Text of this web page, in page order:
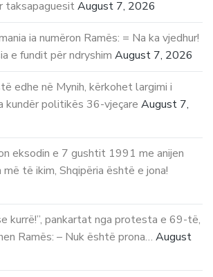
taksapaguesitAugust 7, 2026
ia numëron Ramës: = Na ka vjedhur!
e fundit për ndryshim August 7, 2026
edhe në Mynih, kërkohet largimi i
kundër politikës 36-vjeçare August 7,
eksodin e 7 gushtit 1991 me anijen
të ikim, Shqipëria është e jona!
kurrë!”, pankartat nga protesta e 69-të,
Ramës: – Nuk është prona… August